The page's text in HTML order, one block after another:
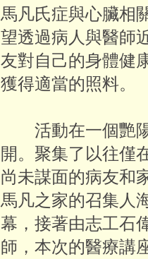
馬凡氏症與心臟相
望透過病人與醫師
友對自己的身體健
獲得適當的照料。
活動在一個艷陽
開。聚集了以往僅
尚未謀面的病友和
馬凡之家的召集人
幕，接著由志工石
師，本次的醫療講